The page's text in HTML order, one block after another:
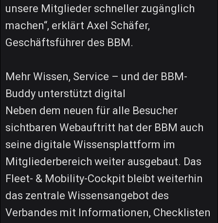
unsere Mitglieder schneller zugänglich
machen“, erklärt Axel Schäfer,
Geschäftsführer des BBM.
Mehr Wissen, Service – und der BBM-
Buddy unterstützt digital
Neben dem neuen für alle Besucher
sichtbaren Webauftritt hat der BBM auch
seine digitale Wissensplattform im
Mitgliederbereich weiter ausgebaut. Das
Fleet- & Mobility-Cockpit bleibt weiterhin
das zentrale Wissensangebot des
Verbandes mit Informationen, Checklisten